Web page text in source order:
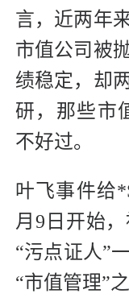
言，近两年
市值公司被
绩稳定，却
研，那些市
不好过。
叶飞事件给
月9日开始
“污点证人”
“市值管理”